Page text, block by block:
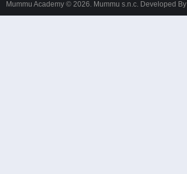
Mummu Academy © 2026. Mummu s.n.c. Developed By